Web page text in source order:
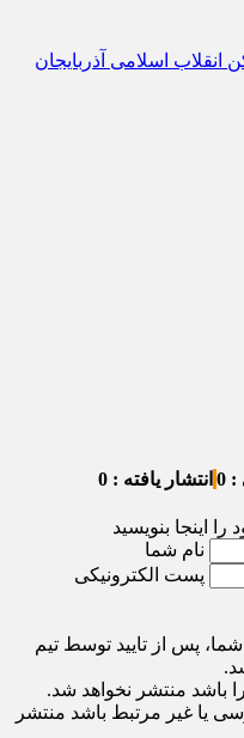
مسکن انقلاب اسلامی آذربایجان
0 انتشار یافته : 0
را اینجا بنویسید
نام شما
پست الکترونیکی
پس از تایید توسط تیم
باشد منتشر نخواهد شد.
یا غیر مرتبط باشد منتشر